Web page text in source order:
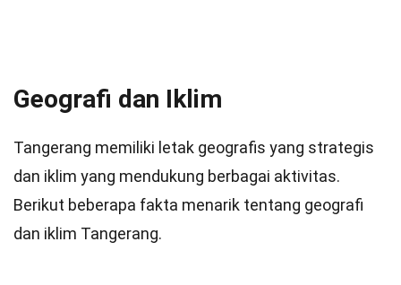
Geografi dan Iklim
Tangerang memiliki letak geografis yang strategis
dan iklim yang mendukung berbagai aktivitas.
Berikut beberapa fakta menarik tentang geografi
dan iklim Tangerang.